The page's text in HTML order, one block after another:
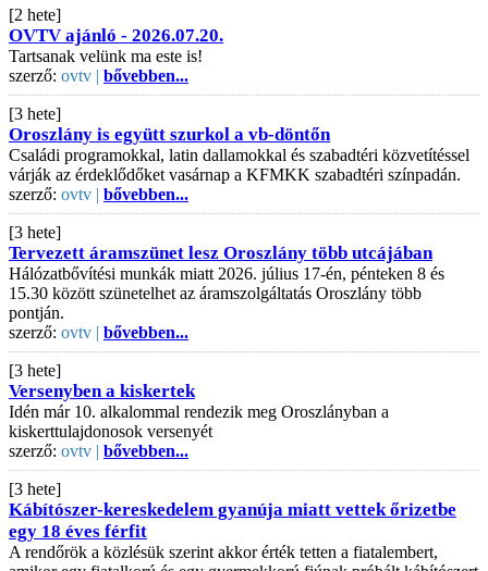
[2 hete]
OVTV ajánló - 2026.07.20.
Tartsanak velünk ma este is!
szerző: ovtv | bővebben...
[3 hete]
Oroszlány is együtt szurkol a vb-döntőn
Családi programokkal, latin dallamokkal és szabadtéri közvetítéssel
várják az érdeklődőket vasárnap a KFMKK szabadtéri színpadán.
szerző: ovtv | bővebben...
[3 hete]
Tervezett áramszünet lesz Oroszlány több utcájában
Hálózatbővítési munkák miatt 2026. július 17-én, pénteken 8 és
15.30 között szünetelhet az áramszolgáltatás Oroszlány több
pontján.
szerző: ovtv | bővebben...
[3 hete]
Versenyben a kiskertek
Idén már 10. alkalommal rendezik meg Oroszlányban a
kiskerttulajdonosok versenyét
szerző: ovtv | bővebben...
[3 hete]
Kábítószer-kereskedelem gyanúja miatt vettek őrizetbe
egy 18 éves férfit
A rendőrök a közlésük szerint akkor érték tetten a fiatalembert,